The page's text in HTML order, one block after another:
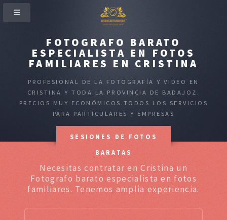
FOTOGRAFO BARATO
ESPECIALISTA EN FOTOS
FAMILIARES EN CRISTINA
PROFESIONAL DE LA FOTOGRAFÍA Y VIDEO EN
CRISTINA Y TODA LA PROVINCIA DE BADAJOZ.
PRECIOS MUY ECONÓMICOS.TODOS LOS SERVICIOS
PARA PARTICULARES Y EMPRESAS
SESIONES DE FOTOS
BARATAS
Necesitas contratar en Cristina un
Fotografo barato especialista en fotos
familiares. Tenemos amplia experiencia.